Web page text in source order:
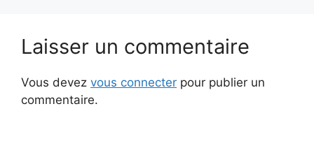
Laisser un commentaire
Vous devez vous connecter pour publier un
commentaire.